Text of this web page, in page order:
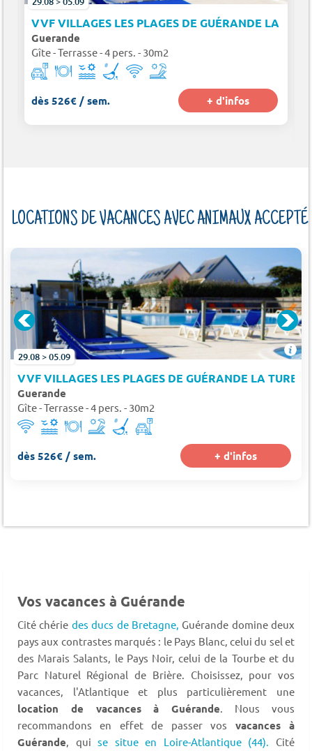
VVF VILLAGES LES PLAGES DE GUÉRANDE LA
Guerande
Gîte - Terrasse - 4 pers. - 30m2
dès 526€ / sem. + d'infos
LOCATIONS DE VACANCES AVEC ANIMAUX
29.08 > 05.09
VVF VILLAGES LES PLAGES DE GUÉRANDE LA
Guerande
Gîte - Terrasse - 4 pers. - 30m2
dès 526€ / sem. + d'infos
Vos vacances à Guérande
Cité chérie des ducs de Bretagne, Guérande domine deux
pays aux contrastes marqués : le Pays Blanc, celui du sel et
des Marais Salants, le Pays Noir, celui de la Tourbe et du
Parc Naturel Régional de Brière. Choisissez, pour vos
vacances, l'Atlantique et plus particulièrement une
location de vacances à Guérande. Nous vous
recommandons en effet de passer vos vacances à
Guérande, quise situe en Loire-Atlantique (44). Cité